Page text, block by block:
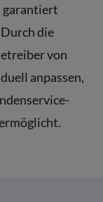
garantiert
die
von
anpassen,